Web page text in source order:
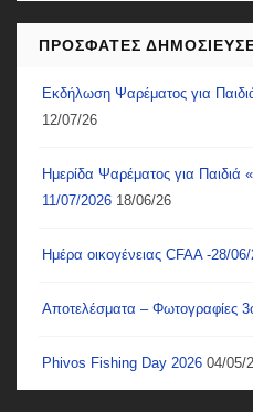
ΠΡΟΣΦΑΤΕΣ
Εκδήλωση Ψαρέματος για
12/07/26
Ημερίδα Ψαρέματος για Παιδιά
11/07/2026 18/06/26
Ημέρα οικογένειας CFAA -28/
Αποτελέσματα – Φωτογραφίες
Phivos Fishing Day 2026 04/05/